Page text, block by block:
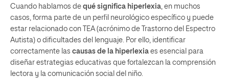
Cuando hablamos de qué significa hiperlexia , en muchos
casos, forma parte de un perfil neurológico específico y puede
estar relacionado con TEA (acrónimo de Trastorno del Espectro
Autista) o dificultades del lenguaje. Por ello, identificar
correctamente las causas de la hiperlexia es esencial para
diseñar estrategias educativas que fortalezcan la comprensión
lectora y la comunicación social del niño.